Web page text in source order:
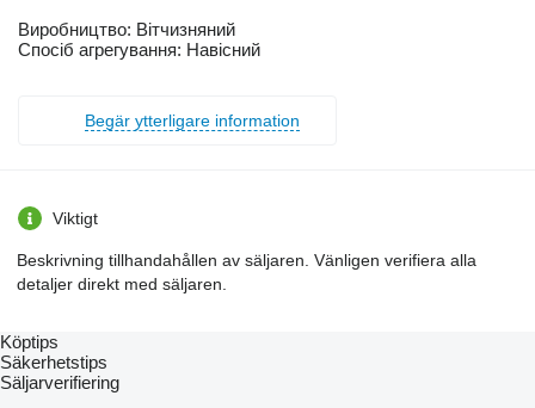
Виробництво: Вітчизняний
Спосіб агрегування: Навісний
Begär ytterligare information
Viktigt
Beskrivning tillhandahållen av säljaren. Vänligen verifiera alla
detaljer direkt med säljaren.
Köptips
Säkerhetstips
Säljarverifiering